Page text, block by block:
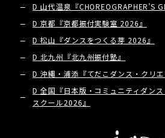
D 山代温泉『CHOREOGRAPHER’S
D 京都『京都振付実験室 2026』
D 松山『ダンスをつくる芽 2026』
D 北九州『北九州振付塾』
D 沖縄・浦添『てだこダンス・クリエ
D 全国『日本版・コミュニティダン
スクール2026』